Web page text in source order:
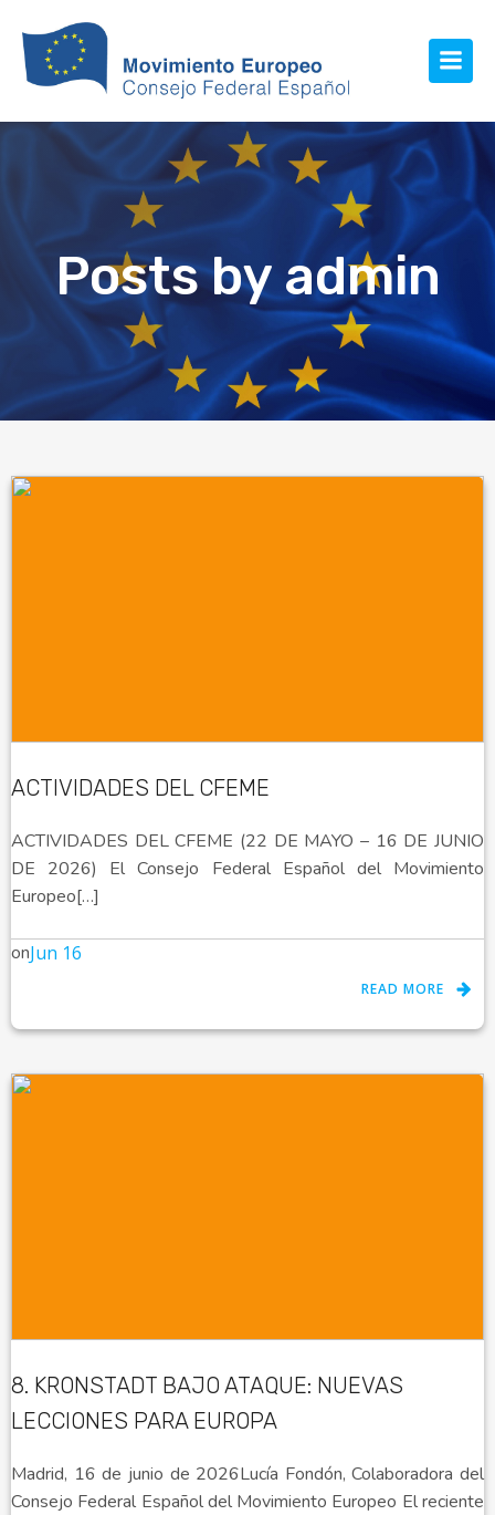
Posts by admin
ACTIVIDADES DEL CFEME
ACTIVIDADES DEL CFEME (22 DE MAYO – 16 DE JUNIO
DE 2026) El Consejo Federal Español del Movimiento
Europeo[…]
onJun 16
READ MORE
8. KRONSTADT BAJO ATAQUE: NUEVAS
LECCIONES PARA EUROPA
Madrid, 16 de junio de 2026Lucía Fondón, Colaboradora del
Consejo Federal Español del Movimiento Europeo El reciente